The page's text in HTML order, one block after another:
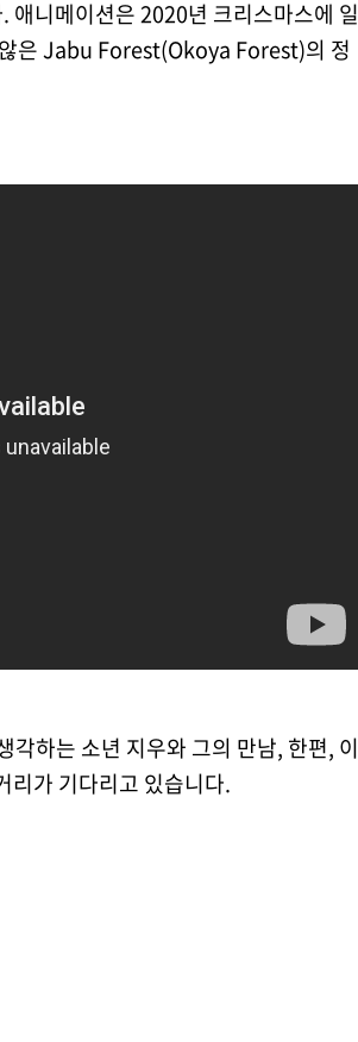
애니메이션은 2020년 크리스마스에 일
은 Jabu Forest(Okoya Forest)의 정
하는 소년 지우와 그의 만남, 한편, 이
리가 기다리고 있습니다.